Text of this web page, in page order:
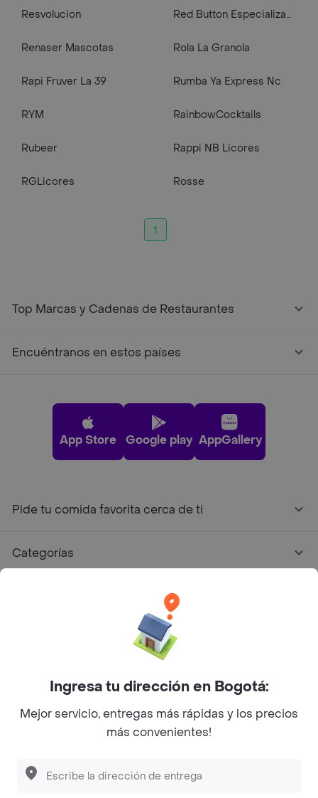
Resvolucion Red Button Especializada
Renaser Mascotas Rola La Granola
Rapi Fruver La 39 Rumba Ya Express Nc
RYM RainbowCocktails
Rubeer Rappi NB Licores
RGLicores Rosse
1
Top Marcas y Cadenas de Restaurantes
Encuéntranos en estos países
App Store Google play AppGallery
Pide tu comida favorita cerca de ti
Categorías
Facebook
Twitter
Instagram
©2026Rappi Inc. All rights reserved.
Ingresa tu dirección en Bogotá:
Mejor servicio, entregas más rápidas y los precios
más convenientes!